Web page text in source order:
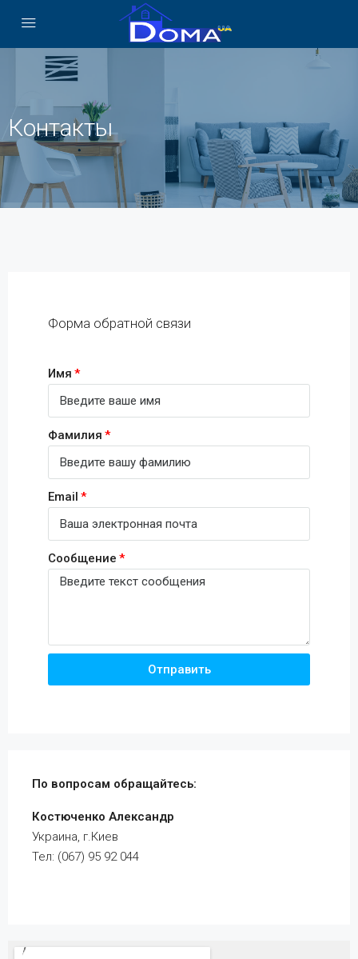
Контакты
Форма обратной связи
Имя
Фамилия
Email
Сообщение
Отправить
По вопросам обращайтесь:
Костюченко Александр
Украина, г.Киев
Тел: (067) 95 92 044